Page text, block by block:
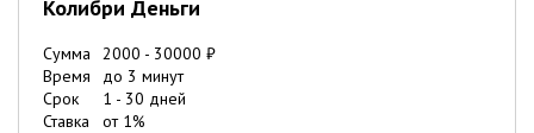
Колибри Деньги
Сумма 2000 - 30000 ₽
Время
до 3 минут
Срок
1 - 30 дней
Ставка
от 1%